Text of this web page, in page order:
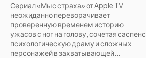
Сериал «Мыс страха» от Apple TV
неожиданно переворачивает
проверенную временем историю
ужасов с ног на голову, сочетая саспенс,
психологическую драму и сложных
персонажей в захватывающей...